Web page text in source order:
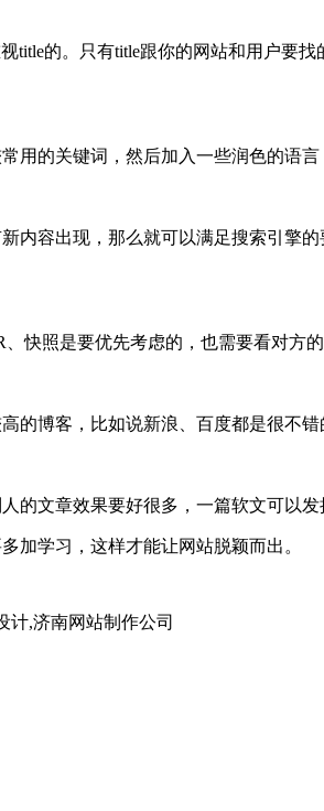
title的。只有title跟你的网站和用户要
用的关键词，然后加入一些润色的语
内容出现，那么就可以满足搜索引擎
快照是要优先考虑的，也需要看对方
的博客，比如说新浪、百度都是很不
的文章效果要好很多，一篇软文可以发
加学习，这样才能让网站脱颖而出。
计,济南网站制作公司